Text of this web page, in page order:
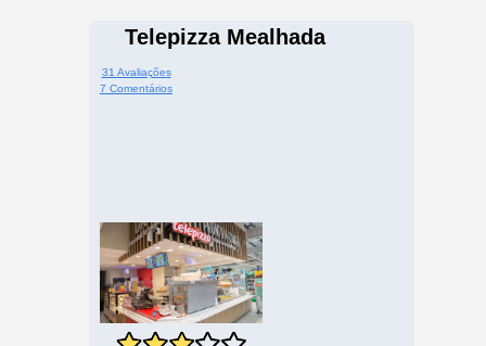
Telepizza Mealhada
31 Avaliações
7 Comentários